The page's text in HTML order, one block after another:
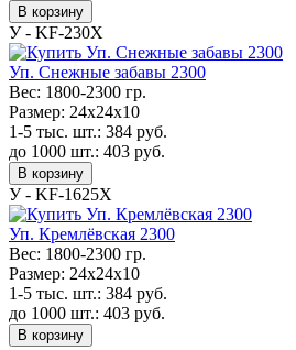
В корзину
У - KF-230Х
Уп. Снежные забавы 2300
Вес: 1800-2300 гр.
Размер: 24х24х10
1-5 тыс. шт.: 384 руб.
до 1000 шт.: 403 руб.
В корзину
У - KF-1625Х
Уп. Кремлёвская 2300
Вес: 1800-2300 гр.
Размер: 24х24х10
1-5 тыс. шт.: 384 руб.
до 1000 шт.: 403 руб.
В корзину